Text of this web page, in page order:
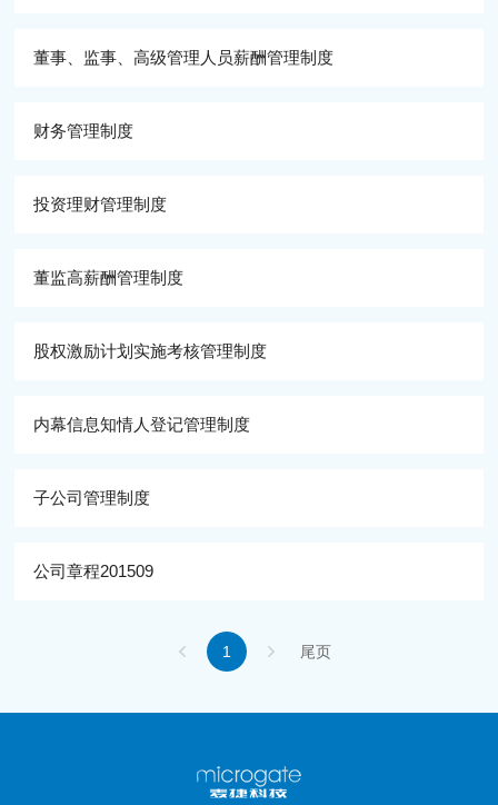
董事、监事、高级管理人员薪酬管理制度
财务管理制度
投资理财管理制度
董监高薪酬管理制度
股权激励计划实施考核管理制度
内幕信息知情人登记管理制度
子公司管理制度
公司章程201509
1 尾页